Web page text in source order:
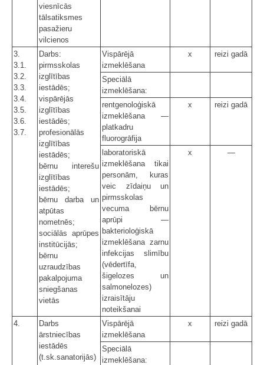
viesnīcās
tālsatiksmes
pasažieru
vilcienos
3.
3.1.
3.2.
3.3.
3.4.
3.5.
3.6.
3.7.
Darbs:
pirmsskolas
izglītības
iestādēs;
vispārējās
izglītības
iestādēs;
profesionālās
izglītības
iestādēs;
bērnu interešu
izglītības
iestādēs;
bērnu darba un
atpūtas
nometnēs;
sociālās aprūpes
institūcijās;
bērnu
uzraudzības
pakalpojuma
sniegšanas
vietās
Vispārējā
izmeklēšana
x reizi gadā
Speciālā
izmeklēšana:
rentgenoloģiskā
izmeklēšana —
platkadru
fluorogrāfija
x reizi gadā
laboratoriskā
izmeklēšana tikai
personām, kuras
veic zīdaiņu un
pirmsskolas
vecuma bērnu
aprūpi —
bakterioloģiskā
izmeklēšana zarnu
infekcijas slimību
(vēdertīfa,
šigelozes un
salmonelozes)
izraisītāju
noteikšanai
x —
4.
Darbs
ārstniecības
iestādēs
(t.sk.sanatorijās)
Vispārējā
izmeklēšana
x reizi gadā
Speciālā
izmeklēšana: